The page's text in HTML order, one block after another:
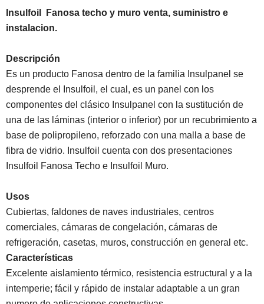
Insulfoil Fanosa techo y muro venta, suministro e
instalacion.
Descripción
Es un producto Fanosa dentro de la familia Insulpanel se
desprende el Insulfoil, el cual, es un panel con los
componentes del clásico Insulpanel con la sustitución de
una de las láminas (interior o inferior) por un recubrimiento a
base de polipropileno, reforzado con una malla a base de
fibra de vidrio. Insulfoil cuenta con dos presentaciones
Insulfoil Fanosa Techo e Insulfoil Muro.
Usos
Cubiertas, faldones de naves industriales, centros
comerciales, cámaras de congelación, cámaras de
refrigeración, casetas, muros, construcción en general etc.
Características
Excelente aislamiento térmico, resistencia estructural y a la
intemperie; fácil y rápido de instalar adaptable a un gran